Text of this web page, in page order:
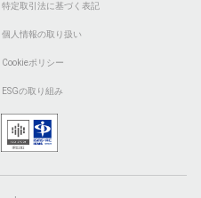
特定取引法に基づく表記
個人情報の取り扱い
Cookieポリシー
ESGの取り組み